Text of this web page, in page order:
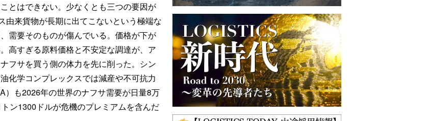
とはできない。少なくとも三つの要因が
来貨物が長期に出てこないという極端な
需要そのものが傷んでいる。価格が下が
高すぎる原料価格と不安定な調達が、ア
フサを買う側の体力を先に削った。シン
化学コンプレックスでは減産や不可抗力
）も2026年の世界のナフサ需要が日量8万
ン1300ドルが危機のプレミアムを含んだ